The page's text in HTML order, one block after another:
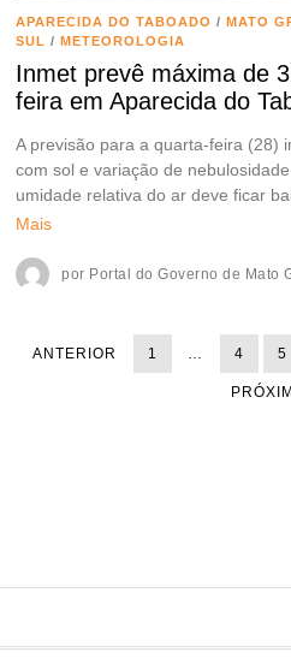
APARECIDA DO TABOADO / MATO
SUL / METEOROLOGIA
Inmet prevê máxima de
feira em Aparecida do
A previsão para a quarta-feira (28)
com sol e variação de
umidade relativa do ar deve ficar
Mais
por Portal do Governo de Mato
ANTERIOR 1 4 5